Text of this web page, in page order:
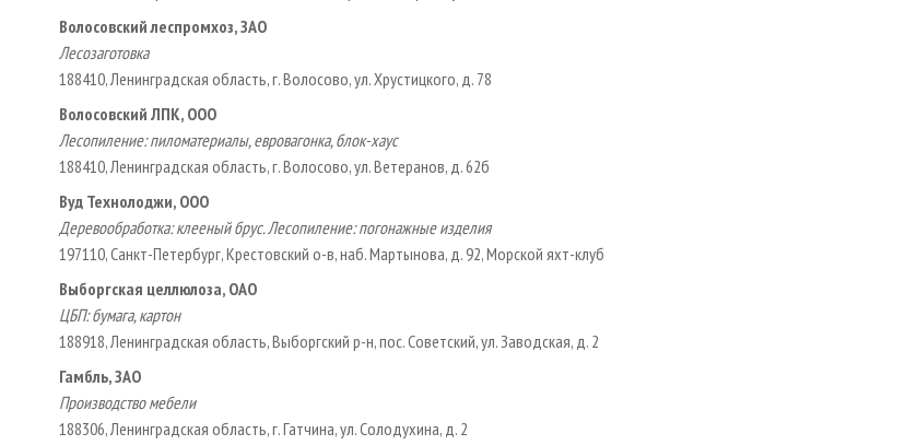
Волосовский леспромхоз, ЗАО
Лесозаготовка
188410, Ленинградская область, г. Волосово, ул. Хрустицкого, д. 78
Волосовский ЛПК, ООО
Лесопиление: пиломатериалы, евровагонка, блок-хаус
188410, Ленинградская область, г. Волосово, ул. Ветеранов, д. 62б
Вуд Технолоджи, ООО
Деревообработка: клееный брус. Лесопиление: погонажные изделия
197110, Санкт-Петербург, Крестовский о-в, наб. Мартынова, д. 92, Морской яхт-клуб
Выборгская целлюлоза, ОАО
ЦБП: бумага, картон
188918, Ленинградская область, Выборгский р-н, пос. Советский, ул. Заводская, д. 2
Гамбль, ЗАО
Производство мебели
188306, Ленинградская область, г. Гатчина, ул. Солодухина, д. 2